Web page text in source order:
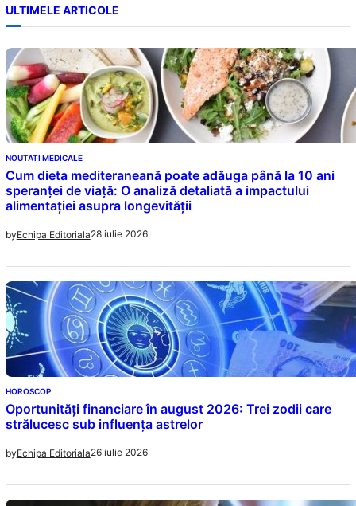
ULTIMELE ARTICOLE
NOUTATI MEDICALE
Cum dieta mediteraneană poate adăuga până la 10 ani
speranței de viață: O analiză detaliată a impactului
alimentației asupra longevității
byEchipa Editoriala28 iulie 2026
HOROSCOP
Oportunități financiare în august 2026: Trei zodii care
strălucesc sub influența astrelor
byEchipa Editoriala26 iulie 2026